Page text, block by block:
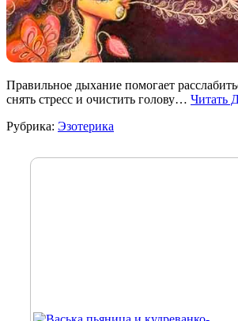
Правильное дыхание помогает
снять стресс и очистить голову… Читать
Рубрика: Эзотерика